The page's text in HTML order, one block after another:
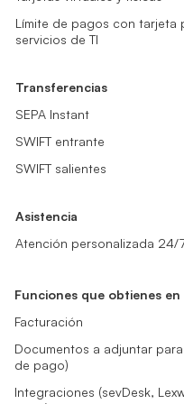
Límite de pagos con tarjeta
SEPA Instant
Gratis
SWIFT entrante
SWIFT salientes
Atención personalizada 24/7
Límite de pagos con tarjeta
SEPA Instant
Gratis
SWIFT entrante
SWIFT salientes
Atención personalizada 24/7
Límite de pagos con tarjeta
servicios de TI
Transferencias
SEPA Instant
SWIFT entrante
SWIFT salientes
Asistencia
Atención personalizada 24/
Funciones que obtienes en
Facturación
Documentos a adjuntar
de pago)
Integraciones (sevDesk,